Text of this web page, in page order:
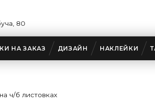
80
НА ЗАКАЗ ДИЗАЙН НАКЛЕЙКИ
ч/б листовках